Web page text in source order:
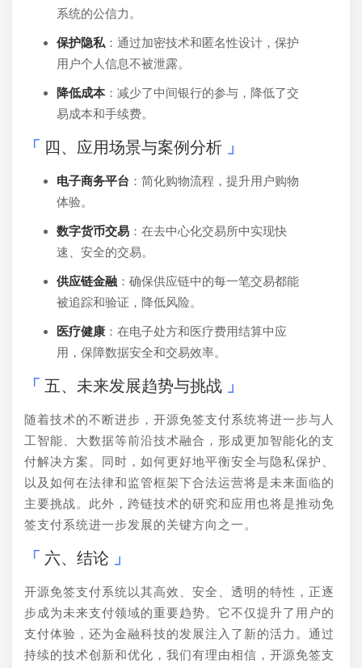
系统的公信力。
保护隐私 ：通过加密技术和匿名性设计，保护
用户个人信息不被泄露。
降低成本：减少了中间银行的参与，降低了交
易成本和手续费。
四、应用场景与案例分析
电子商务平台 ：简化购物流程，提升用户购物
体验。
数字货币交易 ：在去中心化交易所中实现快
速、安全的交易。
供应链金融 ：确保供应链中的每一笔交易都能
被追踪和验证，降低风险。
医疗健康 ：在电子处方和医疗费用结算中应
用，保障数据安全和交易效率。
五、未来发展趋势与挑战
随着技术的不断进步，开源免签支付系统将进一步与人
工智能、大数据等前沿技术融合，形成更加智能化的支
付解决方案。同时，如何更好地平衡安全与隐私保护、
以及如何在法律和监管框架下合法运营将是未来面临的
主要挑战。此外，跨链技术的研究和应用也将是推动免
签支付系统进一步发展的关键方向之一。
六、结论
开源免签支付系统以其高效、安全、透明的特性，正逐
步成为未来支付领域的重要趋势。它不仅提升了用户的
支付体验，还为金融科技的发展注入了新的活力。通过
持续的技术创新和优化，我们有理由相信，开源免签支